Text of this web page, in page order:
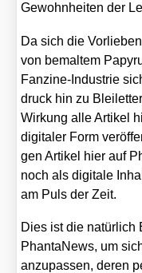
Gewohn­hei­ten der
Da sich die
von bemal­tem
Fan­zine-Indus­trie
druck hin zu
Wir­kung alle Arti­kel
digi­ta­ler Form
gen Arti­kel hier auf
noch als digi­ta­le
am Puls der Zeit.
Dies ist die natür­lich
Phan­ta­News, um
anzu­pas­sen, deren